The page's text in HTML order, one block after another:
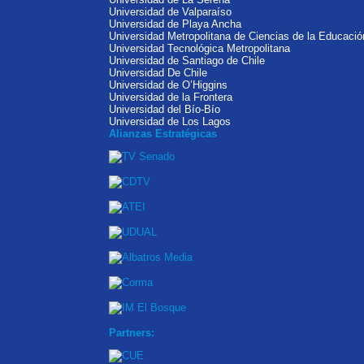
Universidad de Valparaíso
Universidad de Playa Ancha
Universidad Metropolitana de Ciencias de la
Universidad Tecnológica Metropolitana
Universidad de Santiago de Chile
Universidad De Chile
Universidad de O’Higgins
Universidad de la Frontera
Universidad del Bío-Bío
Universidad de Los Lagos
Alianzas Estratégicas
Partners: